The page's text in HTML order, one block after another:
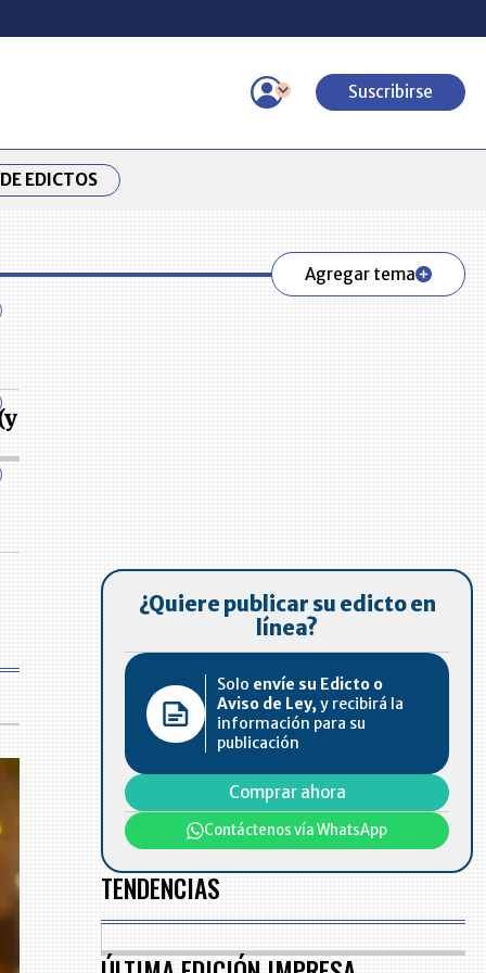
Suscribirse
EDICTOS
Agregar tema
¿Quiere publicar su edicto en
línea?
Solo envíe su Edicto o
Aviso de Ley, y recibirá la
información para su
publicación
Comprar ahora
Contáctenos vía WhatsApp
TENDENCIAS